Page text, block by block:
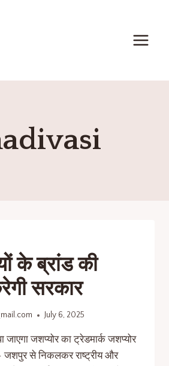
के ब्रांड की
सरकार
July 6, 2025
जाएगा जशप्योर का ट्रेडमार्क जशप्योर
जशपुर से निकलकर राष्ट्रीय और